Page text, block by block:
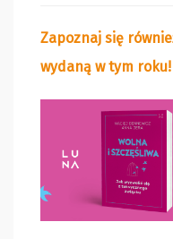
Zapoznaj się
wydaną w tym roku!